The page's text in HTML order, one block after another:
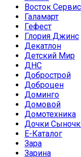
Восток Сервис
Галамарт
Гефест
Глория Джинс
Декатлон
Детский Мир
ДНС
Добрострой
Доброцен
Доминго
Домовой
Домотехника
Дочки
Е-Каталог
Зара
Зарина